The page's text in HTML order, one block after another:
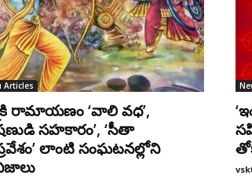
Articles
రామాయణం ‘వాలి వధ’,
సహకారం’, ‘సీతా
లాంటి సంఘటనల్లోని